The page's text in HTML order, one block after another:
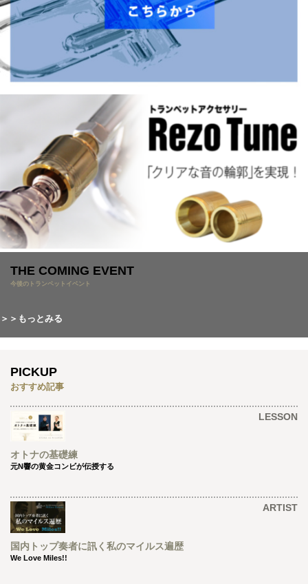
THE COMING EVENT
今後のトランペットイベント
＞＞もっとみる
PICKUP
おすすめ記事
LESSON
オトナの基礎練
元N響の黄金コンビが伝授する
ARTIST
国内トップ奏者に訊く私のマイルス遍歴
We Love Miles!!